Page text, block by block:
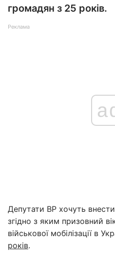
громадян з 25 років.
Реклама
Депутати ВР хочуть
згідно з яким призовний
військової мобілізації в
років.